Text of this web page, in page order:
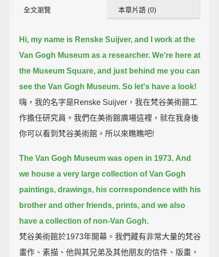
全文瀏覽 本章片語 (0)
Hi, my name is Renske Suijver, and I work at the
Van Gogh Museum as a researcher. We're here at
the Museum Square, and just behind me you can
see the Van Gogh Museum. So let's have a look!
嗨，我的名字是Renske Suijver，我在梵谷美術館工
作擔任研究員。我們在美術館廣場這裡，就在我身後
你可以看到梵谷美術館。所以來瞧瞧吧!
The Van Gogh Museum was open in 1973. And
we house a very large collection of Van Gogh
paintings, drawings, his correspondence with his
brother and other friends, prints, and we also
have a collection of non-Van Gogh.
梵谷美術館於1973年開幕。我們藏有非常大量的梵谷
畫作、素描、他與其兄弟及其他朋友的信件、版畫，